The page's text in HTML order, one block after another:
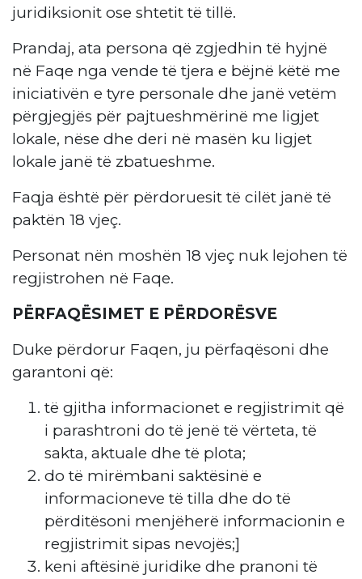
juridiksionit ose shtetit të tillë.
Prandaj, ata persona që zgjedhin të hyjnë
në Faqe nga vende të tjera e bëjnë këtë me
iniciativën e tyre personale dhe janë vetëm
përgjegjës për pajtueshmërinë me ligjet
lokale, nëse dhe deri në masën ku ligjet
lokale janë të zbatueshme.
Faqja është për përdoruesit të cilët janë të
paktën 18 vjeç.
Personat nën moshën 18 vjeç nuk lejohen të
regjistrohen në Faqe.
PËRFAQËSIMET E PËRDORËSVE
Duke përdorur Faqen, ju përfaqësoni dhe
garantoni që:
të gjitha informacionet e regjistrimit që
i parashtroni do të jenë të vërteta, të
sakta, aktuale dhe të plota;
do të mirëmbani saktësinë e
informacioneve të tilla dhe do të
përditësoni menjëherë informacionin e
regjistrimit sipas nevojës;]
keni aftësinë juridike dhe pranoni të